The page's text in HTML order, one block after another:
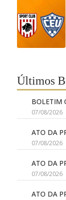
Últimos
BOLETIM
07/08/2026
ATO DA
07/08/2026
ATO DA
07/08/2026
ATO DA